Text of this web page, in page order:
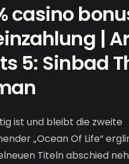
casino
|
5: Sinbad
ist und bleibt die zweite
„Ocean Of Life“
Titeln abschied